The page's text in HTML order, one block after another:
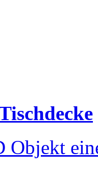
Objekt